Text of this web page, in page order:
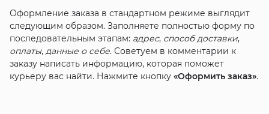
Оформление заказа в стандартном режиме выглядит
следующим образом. Заполняете полностью форму по
последовательным этапам: адрес, способ доставки,
оплаты, данные о себе. Советуем в комментарии к
заказу написать информацию, которая поможет
курьеру вас найти. Нажмите кнопку «Оформить заказ».